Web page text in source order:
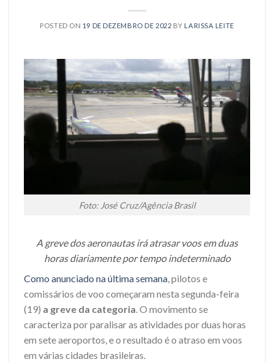
POSTED ON 19 DE DEZEMBRO DE 2022 BY LARISSA LEITE
Foto: José Cruz/Agência Brasil
A greve dos aeronautas irá atrasar voos em duas
horas diariamente por tempo indeterminado
Como anunciado na última semana, pilotos e
comissários de voo começaram nesta segunda-feira
(19) a greve da categoria. O movimento se
caracteriza por paralisar as atividades por duas horas
em sete aeroportos, e o resultado é o atraso em voos
em várias cidades brasileiras.